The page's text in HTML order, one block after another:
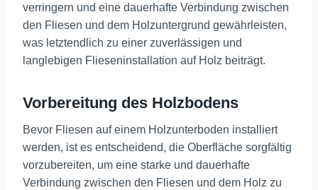
verringern und eine dauerhafte Verbindung zwischen
den Fliesen und dem Holzuntergrund gewährleisten,
was letztendlich zu einer zuverlässigen und
langlebigen Flieseninstallation auf Holz beiträgt.
Vorbereitung des Holzbodens
Bevor Fliesen auf einem Holzunterboden installiert
werden, ist es entscheidend, die Oberfläche sorgfältig
vorzubereiten, um eine starke und dauerhafte
Verbindung zwischen den Fliesen und dem Holz zu